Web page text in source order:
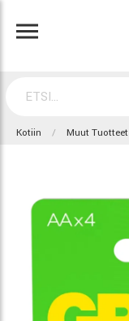
Kotiin Muut Tuotteet